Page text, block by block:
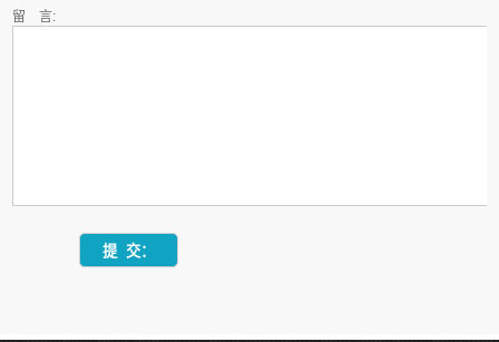
留 言: